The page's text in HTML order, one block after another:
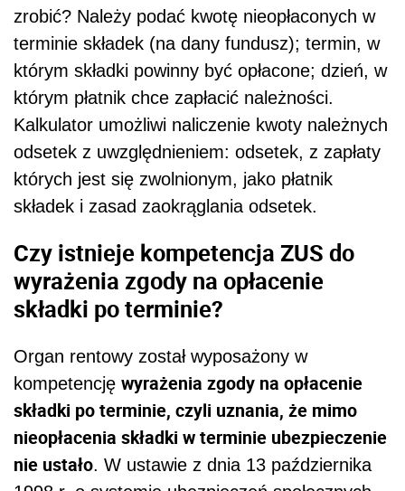
zrobić? Należy podać kwotę nieopłaconych w
terminie składek (na dany fundusz); termin, w
którym składki powinny być opłacone; dzień, w
którym płatnik chce zapłacić należności.
Kalkulator umożliwi naliczenie kwoty należnych
odsetek z uwzględnieniem: odsetek, z zapłaty
których jest się zwolnionym, jako płatnik
składek i zasad zaokrąglania odsetek.
Czy istnieje kompetencja ZUS do
wyrażenia zgody na opłacenie
składki po terminie?
Organ rentowy został wyposażony w
kompetencję wyrażenia zgody na opłacenie
składki po terminie, czyli uznania, że mimo
nieopłacenia składki w terminie ubezpieczenie
nie ustało. W ustawie z dnia 13 października